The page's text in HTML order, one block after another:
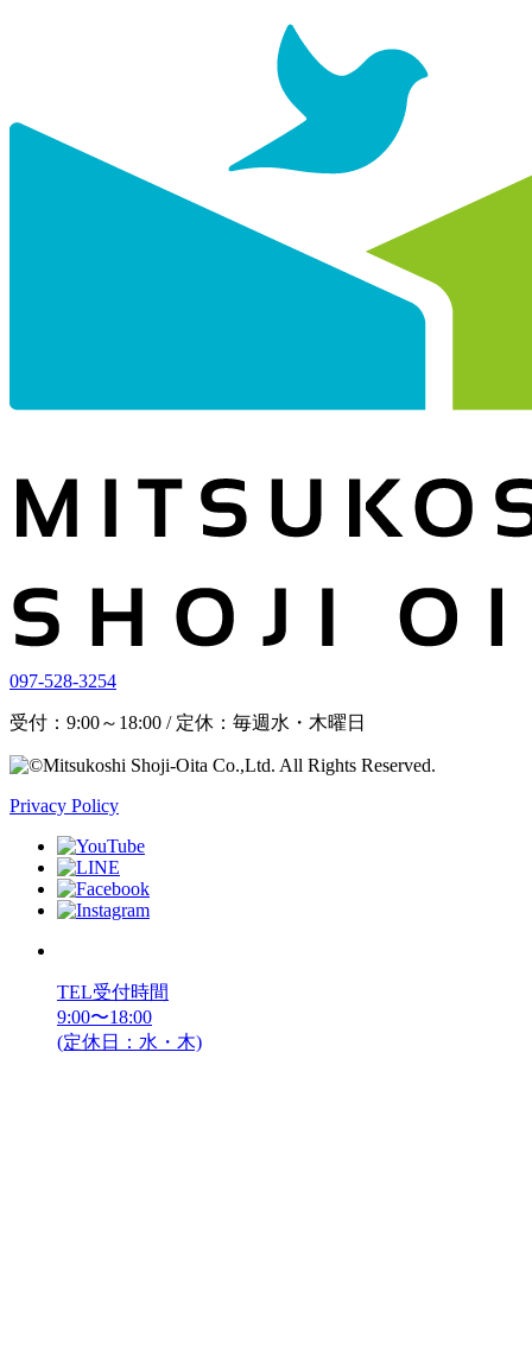
097-528-3254
受付：9:00～18:00 / 定休：毎週水・木曜日
Privacy Policy
TEL受付時間
9:00〜18:00
(定休日：水・木)